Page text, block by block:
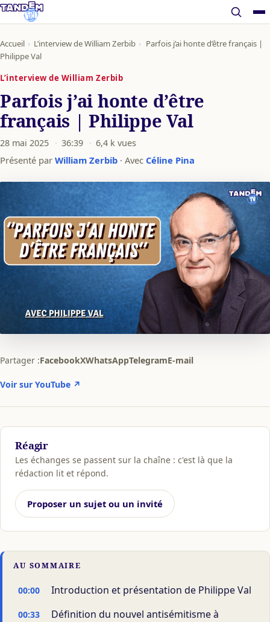
Accueil › L’interview de William Zerbib › Parfois j’ai honte d’être français |
Philippe Val
L’interview de William Zerbib
Parfois j’ai honte d’être
français | Philippe Val
28 mai 2025 · 36:39 · 6,4 k vues
Présenté par William Zerbib · Avec Céline Pina
Partager :FacebookXWhatsAppTelegramE-mail
Voir sur YouTube ↗
Réagir
Les échanges se passent sur la chaîne : c'est là que la
rédaction lit et répond.
Proposer un sujet ou un invité
AU SOMMAIRE
00:00 Introduction et présentation de Philippe Val
00:33
Définition du nouvel antisémitisme à